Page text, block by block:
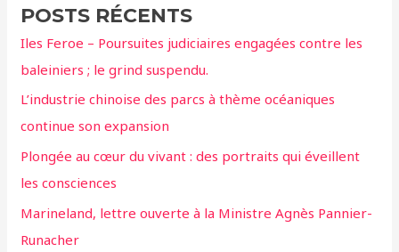
r
c
h
e
r
:
POSTS RÉCENTS
Iles Feroe – Poursuites judiciaires engagées contre les
baleiniers ; le grind suspendu.
L’industrie chinoise des parcs à thème océaniques
continue son expansion
Plongée au cœur du vivant : des portraits qui éveillent
les consciences
Marineland, lettre ouverte à la Ministre Agnès Pannier-
Runacher